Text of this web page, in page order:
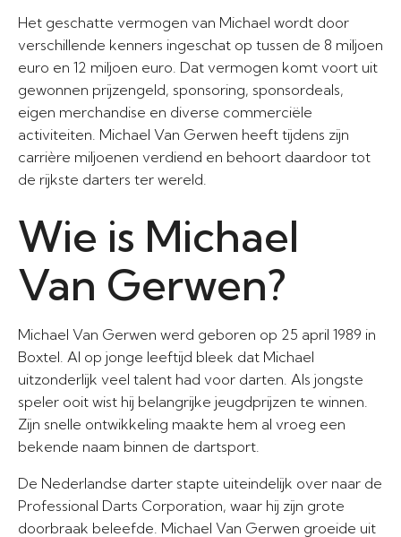
Het geschatte vermogen van Michael wordt door
verschillende kenners ingeschat op tussen de 8 miljoen
euro en 12 miljoen euro. Dat vermogen komt voort uit
gewonnen prijzengeld, sponsoring, sponsordeals,
eigen merchandise en diverse commerciële
activiteiten. Michael Van Gerwen heeft tijdens zijn
carrière miljoenen verdiend en behoort daardoor tot
de rijkste darters ter wereld.
Wie is Michael
Van Gerwen?
Michael Van Gerwen werd geboren op 25 april 1989 in
Boxtel. Al op jonge leeftijd bleek dat Michael
uitzonderlijk veel talent had voor darten. Als jongste
speler ooit wist hij belangrijke jeugdprijzen te winnen.
Zijn snelle ontwikkeling maakte hem al vroeg een
bekende naam binnen de dartsport.
De Nederlandse darter stapte uiteindelijk over naar de
Professional Darts Corporation, waar hij zijn grote
doorbraak beleefde. Michael Van Gerwen groeide uit